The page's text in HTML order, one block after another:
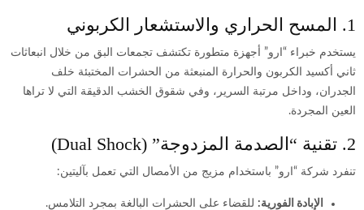
1. المسح الحراري والاستشعار الكربوني
يستخدم خبراء “ارو” أجهزة متطورة تكتشف تجمعات البق من خلال انبعاثات
ثاني أكسيد الكربون والحرارة المنبعثة من الحشرات المختبئة خلف
الجدران، وداخل مرتبة السرير، وفي شقوق الخشب الدقيقة التي لا تراها
العين المجردة.
2. تقنية “الصدمة المزدوجة” (Dual Shock)
تنفرد شركة “ارو” باستخدام مزيج من الأمصال التي تعمل بآليتين:
الإبادة الفورية: للقضاء على الحشرات البالغة بمجرد التلامس.